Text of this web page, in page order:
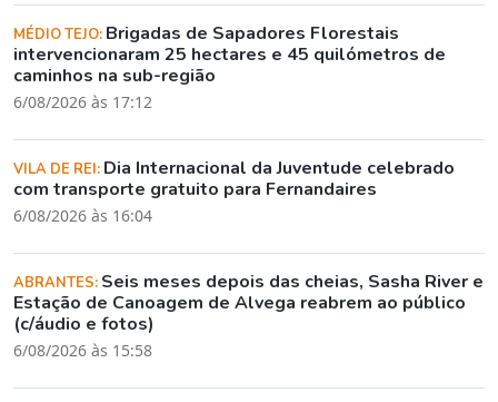
MÉDIO TEJO: Brigadas de Sapadores Florestais
intervencionaram 25 hectares e 45 quilómetros de
caminhos na sub-região
6/08/2026 às 17:12
VILA DE REI: Dia Internacional da Juventude celebrado
com transporte gratuito para Fernandaires
6/08/2026 às 16:04
ABRANTES: Seis meses depois das cheias, Sasha River e
Estação de Canoagem de Alvega reabrem ao público
(c/áudio e fotos)
6/08/2026 às 15:58